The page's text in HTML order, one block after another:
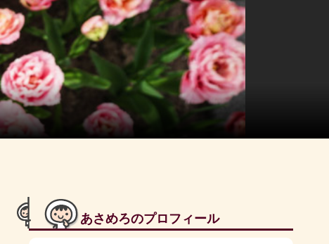
あさめろのプロフィール